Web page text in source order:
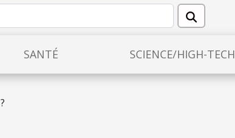
SANTÉ SCIENCE/HIGH-TECH